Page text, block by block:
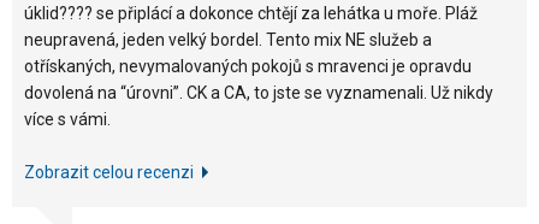
úklid???? se připlácí a dokonce chtějí za lehátka u moře. Pláž
neupravená, jeden velký bordel. Tento mix NE služeb a
otřískaných, nevymalovaných pokojů s mravenci je opravdu
dovolená na “úrovni”. CK a CA, to jste se vyznamenali. Už nikdy
více s vámi.
Zobrazit celou recenzi